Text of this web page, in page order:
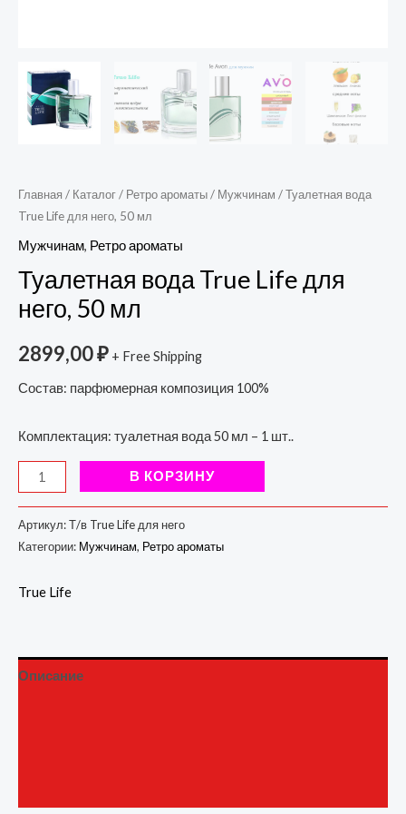
Главная / Каталог/ Ретро ароматы/ Мужчинам / Туалетная вода
True Life для него, 50 мл
Мужчинам, Ретро ароматы
Туалетная вода True Life для
него, 50 мл
2899,00₽ + Free Shipping
Состав: парфюмерная композиция 100%
Комплектация: туалетная вода 50 мл – 1 шт..
В КОРЗИНУ
Артикул:Т/в True Life для него
Категории: Мужчинам, Ретро ароматы
True Life
Описание